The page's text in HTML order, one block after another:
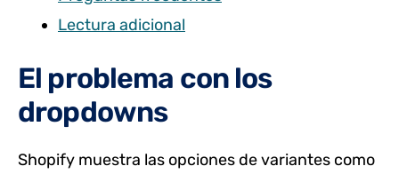
Lectura adicional
El problema con los
dropdowns
Shopify muestra las opciones de variantes como